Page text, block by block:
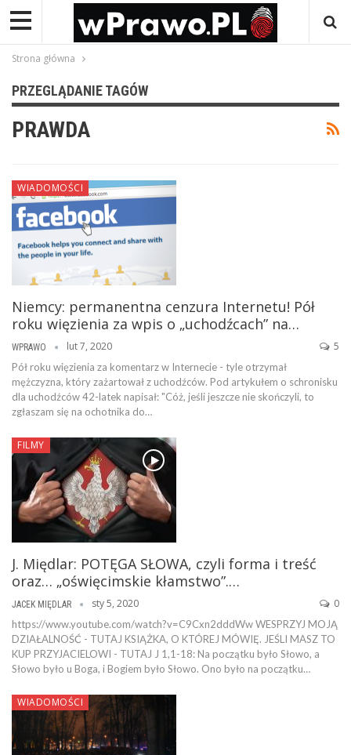
Strona główna
PRZEGLĄDANIE TAGÓW
PRAWDA
WIADOMOŚCI
Niemcy: permanentna cenzura Internetu! Pół
roku więzienia za wpis o „uchodźcach” na…
WPRAWO lut 7, 2020 5
Pół roku więzienia za komentarz w Internecie - tyle otrzymał
mężczyzna, który zażartował z uchodźców. Pod artykułem o schronisku
dla uchodźców 42-latek napisał: "Cóż, jeśli jeszcze nie skończyli, to
zgłaszam się na ochotnika do…
FILMY
J. Międlar: POTĘGA SŁOWA, czyli forma i treść
oraz… „oświęcimskie kłamstwo”.…
JACEK MIĘDLAR sty 5, 2020 0
https://www.youtube.com/watch?v=C9Cxn2dddWw WESPRZYJ MOJĄ
DZIAŁALNOŚĆ - TUTAJ KSIĄŻKA, O KTÓREJ MÓWIĘ. JEŚLI MASZ TO
KUP PRZYJACIELOWI - TUTAJ J 1,1-18: Na początku było Słowo, a
Słowo było u Boga, i Bogiem było Słowo. Ono było na początku…
WIADOMOŚCI